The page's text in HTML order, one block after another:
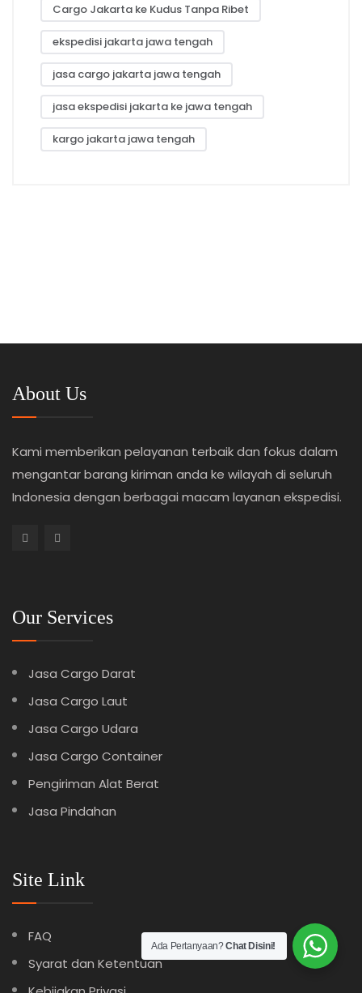
Cargo Jakarta ke Kudus Tanpa Ribet
ekspedisi jakarta jawa tengah
jasa cargo jakarta jawa tengah
jasa ekspedisi jakarta ke jawa tengah
kargo jakarta jawa tengah
About Us
Kami memberikan pelayanan terbaik dan fokus dalam
mengantar barang kiriman anda ke wilayah di seluruh
Indonesia dengan berbagai macam layanan ekspedisi.
Our Services
Jasa Cargo Darat
Jasa Cargo Laut
Jasa Cargo Udara
Jasa Cargo Container
Pengiriman Alat Berat
Jasa Pindahan
Site Link
FAQ
Syarat dan Ketentuan
Ada Pertanyaan?Chat Disini!